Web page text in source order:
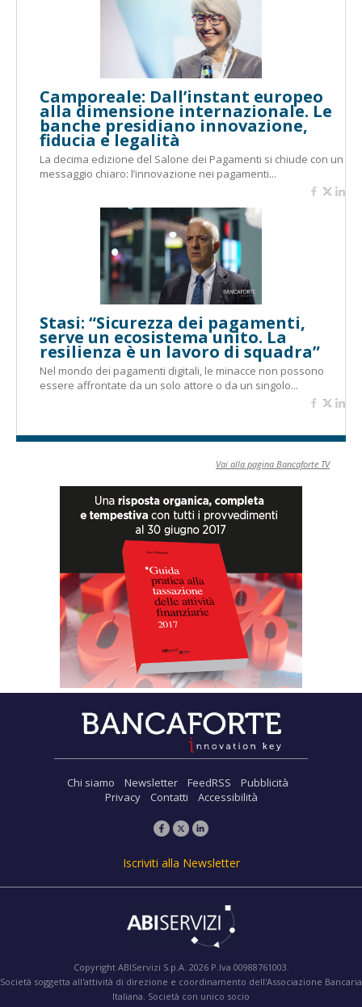
Camporeale: Dall’instant europeo
alla dimensione internazionale. Le
banche presidiano innovazione,
fiducia e legalità
La decima edizione del Salone dei Pagamenti si chiude con un
messaggio chiaro: l’innovazione nei pagamenti...
Stasi: “Sicurezza dei pagamenti,
serve un ecosistema unito. La
resilienza è un lavoro di squadra”
Nel mondo dei pagamenti digitali, le minacce non possono
essere affrontate da un solo attore o da un singolo...
Vai alla pagina Bancaforte TV
Chi siamo Newsletter FeedRSS
Pubblicità
Privacy
Contatti Accessibilità
Iscriviti alla Newsletter
Copyright ABIServizi S.p.A. 2026 P.Iva 00988761003.
Società soggetta all'attività di direzione e coordinamento dell'Associazione Bancaria
Italiana. Società con unico socio